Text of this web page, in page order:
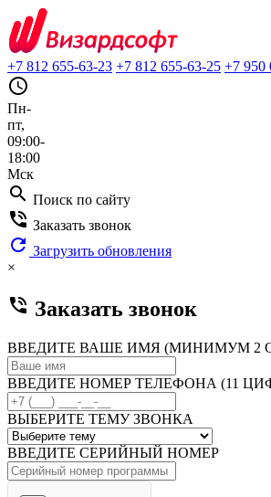
+7 812 655-63-23 +7 812 655-63-25 +7 950
query_builder
Пн-
пт,
09:00-
18:00
Мск
search Поиск по сайту
phone_in_talk Заказать звонок
refresh Загрузить обновления
×
phone_in_talk Заказать звонок
ВВЕДИТЕ ВАШЕ ИМЯ (МИНИМУМ 2
ВВЕДИТЕ НОМЕР ТЕЛЕФОНА (11
ВЫБЕРИТЕ ТЕМУ ЗВОНКА
ВВЕДИТЕ СЕРИЙНЫЙ НОМЕР